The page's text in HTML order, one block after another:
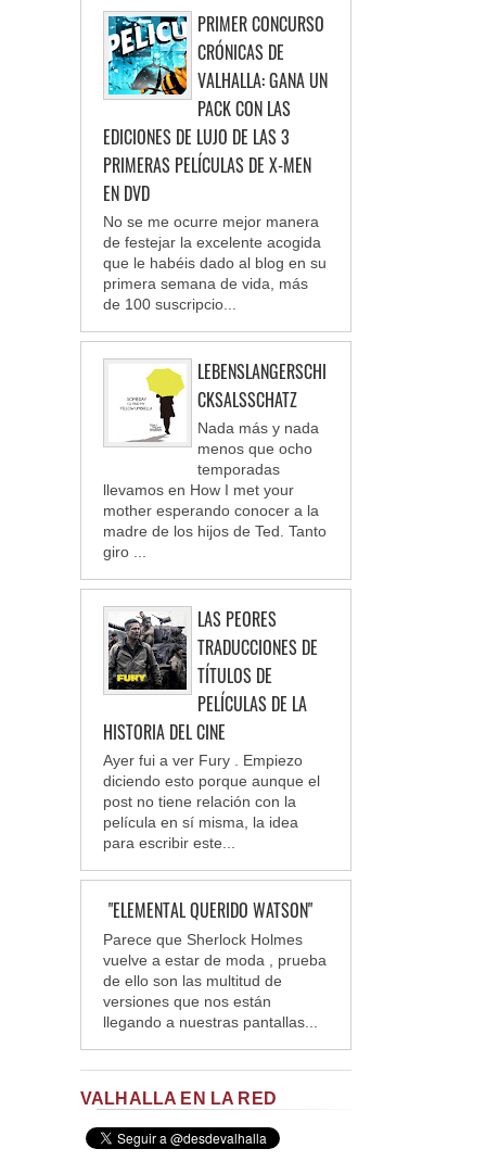
PRIMER CONCURSO
CRÓNICAS DE
VALHALLA: GANA UN
PACK CON LAS
EDICIONES DE LUJO DE LAS 3
PRIMERAS PELÍCULAS DE X-MEN
EN DVD
No se me ocurre mejor manera
de festejar la excelente acogida
que le habéis dado al blog en su
primera semana de vida, más
de 100 suscripcio...
LEBENSLANGERSCHI
CKSALSSCHATZ
Nada más y nada
menos que ocho
temporadas
llevamos en How I met your
mother esperando conocer a la
madre de los hijos de Ted. Tanto
giro ...
LAS PEORES
TRADUCCIONES DE
TÍTULOS DE
PELÍCULAS DE LA
HISTORIA DEL CINE
Ayer fui a ver Fury . Empiezo
diciendo esto porque aunque el
post no tiene relación con la
película en sí misma, la idea
para escribir este...
"ELEMENTAL QUERIDO WATSON"
Parece que Sherlock Holmes
vuelve a estar de moda , prueba
de ello son las multitud de
versiones que nos están
llegando a nuestras pantallas...
VALHALLA EN LA RED